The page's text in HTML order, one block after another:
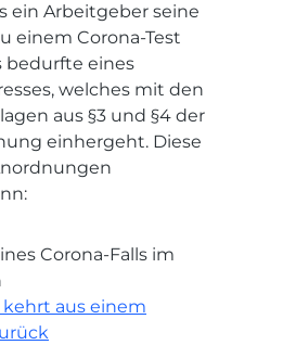
ein Arbeitgeber seine
einem Corona-Test
bedurfte eines
welches mit den
aus §3 und §4 der
einhergeht. Diese
Corona-Falls im
aus einem